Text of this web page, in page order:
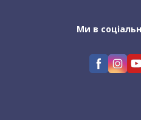
Ми в